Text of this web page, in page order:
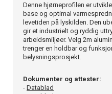
Denne hjørneprofilen er
base og optimal
levetiden på lyskilden. Den
gir et industrielt og ryddig
arbeidsmiljøer. Velg 2m
trenger en holdbar og
belysningsprosjekt.
Dokumenter og attester:
- Datablad